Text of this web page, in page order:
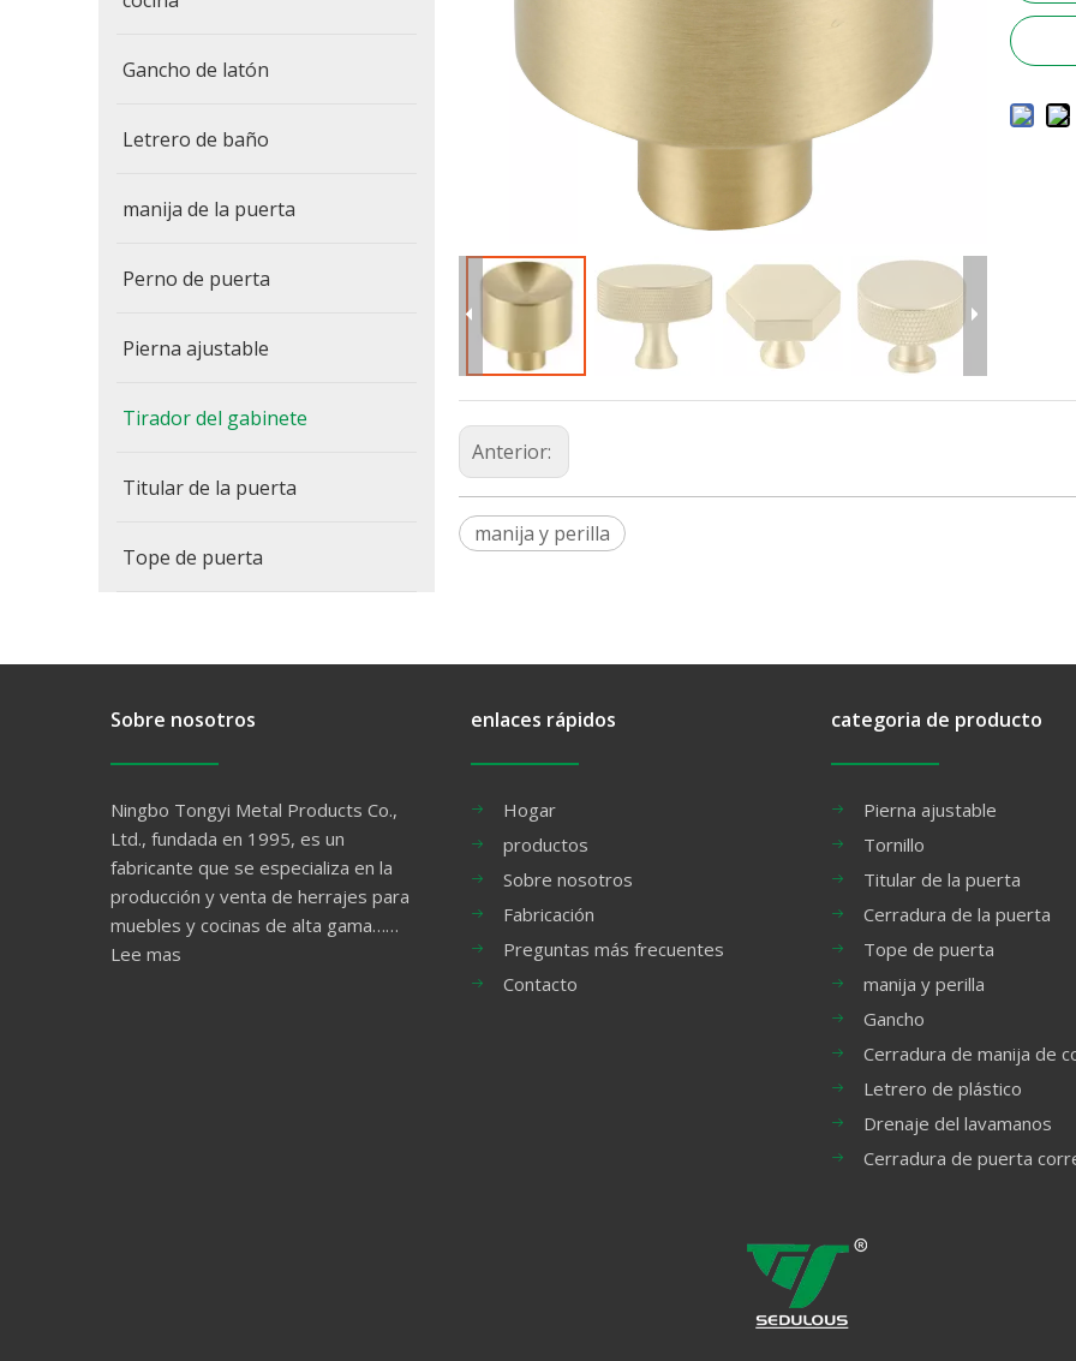
Gancho de latón
Letrero de baño
manija de la puerta
Perno de puerta
Pierna ajustable
Tirador del gabinete
Titular de la puerta
Tope de puerta
Anterior:
manija y perilla
Sobre nosotros
Ningbo Tongyi Metal Products Co.,
Ltd., fundada en 1995, es un
fabricante que se especializa en la
producción y venta de herrajes para
muebles y cocinas de alta gama……
Lee mas
enlaces rápidos
Hogar
productos
Sobre nosotros
Fabricación
Preguntas más frecuentes
Contacto
categoria de producto
Pierna ajustable
Tornillo
Titular de la puerta
Cerradura de la puerta
Tope de puerta
manija y perilla
Gancho
Cerradura de manija de
Letrero de plástico
Drenaje del lavamanos
Cerradura de puerta